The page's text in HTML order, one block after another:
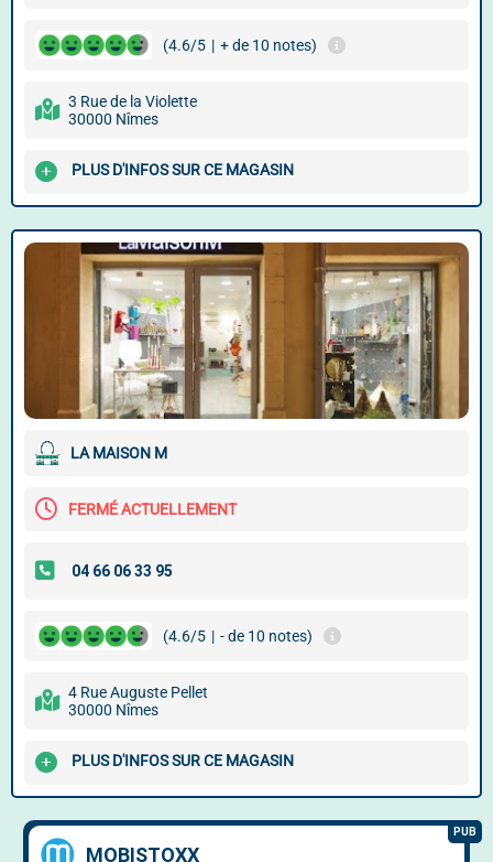
(4.6/5 | + de 10 notes)
3 Rue de la Violette
30000 Nîmes
PLUS D'INFOS SUR CE MAGASIN
LA MAISON M
FERMÉ ACTUELLEMENT
(4.6/5 | - de 10 notes)
4 Rue Auguste Pellet
30000 Nîmes
PLUS D'INFOS SUR CE MAGASIN